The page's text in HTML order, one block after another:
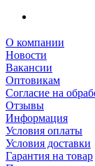
О компании
Новости
Вакансии
Оптовикам
Cогласие на
Отзывы
Информация
Условия оплаты
Условия доставки
Гарантия на товар